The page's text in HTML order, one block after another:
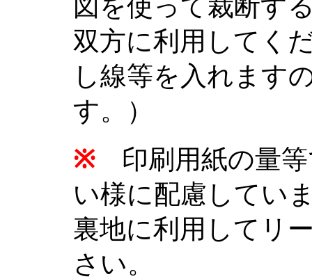
図を使って裁断す
双方に利用してく
し線等を入れます
す。）
※
印刷用紙の量
い様に配慮してい
裏地に利用してリ
さい。